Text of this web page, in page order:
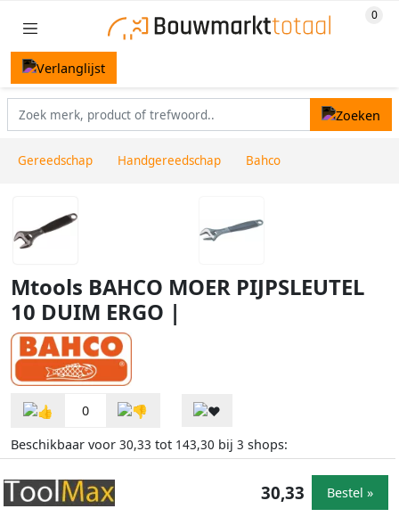
Gereedschap Handgereedschap Bahco
Mtools BAHCO MOER PIJPSLEUTEL
10 DUIM ERGO |
0
Beschikbaar voor 30,33 tot 143,30 bij 3 shops:
30,33 Bestel »